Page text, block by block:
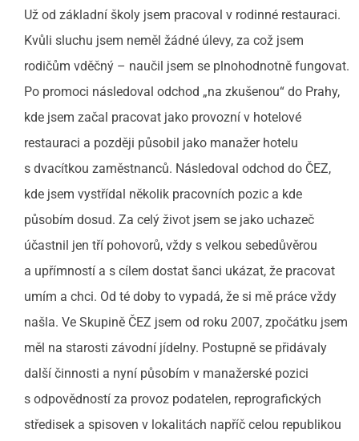
Už od základní školy jsem pracoval v rodinné restauraci.
Kvůli sluchu jsem neměl žádné úlevy, za což jsem
rodičům vděčný – naučil jsem se plnohodnotně fungovat.
Po promoci následoval odchod „na zkušenou“ do Prahy,
kde jsem začal pracovat jako provozní v hotelové
restauraci a později působil jako manažer hotelu
s dvacítkou zaměstnanců. Následoval odchod do ČEZ,
kde jsem vystřídal několik pracovních pozic a kde
působím dosud. Za celý život jsem se jako uchazeč
účastnil jen tří pohovorů, vždy s velkou sebedůvěrou
a upřímností a s cílem dostat šanci ukázat, že pracovat
umím a chci. Od té doby to vypadá, že si mě práce vždy
našla. Ve Skupině ČEZ jsem od roku 2007, zpočátku jsem
měl na starosti závodní jídelny. Postupně se přidávaly
další činnosti a nyní působím v manažerské pozici
s odpovědností za provoz podatelen, reprografických
středisek a spisoven v lokalitách napříč celou republikou